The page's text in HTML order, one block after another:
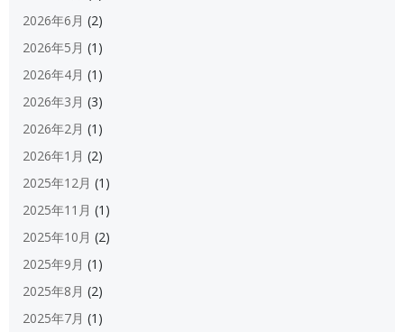
2026年6月 (2)
2026年5月 (1)
2026年4月 (1)
2026年3月 (3)
2026年2月 (1)
2026年1月 (2)
2025年12月 (1)
2025年11月 (1)
2025年10月 (2)
2025年9月 (1)
2025年8月 (2)
2025年7月 (1)